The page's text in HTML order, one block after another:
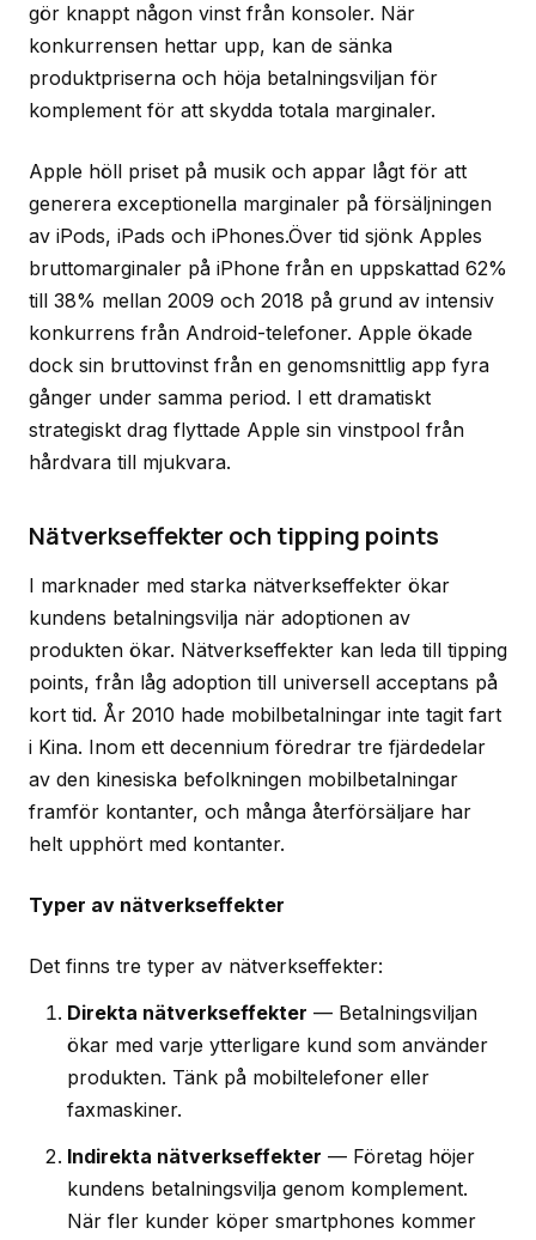
gör knappt någon vinst från konsoler. När
konkurrensen hettar upp, kan de sänka
produktpriserna och höja betalningsviljan för
komplement för att skydda totala marginaler.
Apple höll priset på musik och appar lågt för att
generera exceptionella marginaler på försäljningen
av iPods, iPads och iPhones.Över tid sjönk Apples
bruttomarginaler på iPhone från en uppskattad 62%
till 38% mellan 2009 och 2018 på grund av intensiv
konkurrens från Android-telefoner. Apple ökade
dock sin bruttovinst från en genomsnittlig app fyra
gånger under samma period. I ett dramatiskt
strategiskt drag flyttade Apple sin vinstpool från
hårdvara till mjukvara.
Nätverkseffekter och tipping points
I marknader med starka nätverkseffekter ökar
kundens betalningsvilja när adoptionen av
produkten ökar. Nätverkseffekter kan leda till tipping
points, från låg adoption till universell acceptans på
kort tid. År 2010 hade mobilbetalningar inte tagit fart
i Kina. Inom ett decennium föredrar tre fjärdedelar
av den kinesiska befolkningen mobilbetalningar
framför kontanter, och många återförsäljare har
helt upphört med kontanter.
Typer av nätverkseffekter
Det finns tre typer av nätverkseffekter:
Direkta nätverkseffekter — Betalningsviljan
ökar med varje ytterligare kund som använder
produkten. Tänk på mobiltelefoner eller
faxmaskiner.
Indirekta nätverkseffekter — Företag höjer
kundens betalningsvilja genom komplement.
När fler kunder köper smartphones kommer